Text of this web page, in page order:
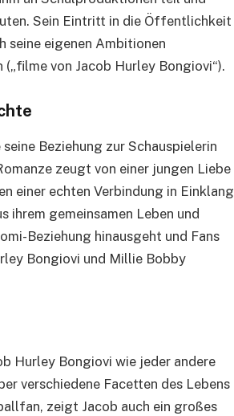
Sein Eintritt in die Öffentlichkeit
seine eigenen Ambitionen
von Jacob Hurley Bongiovi“).
Beziehung zur Schauspielerin
zeugt von einer jungen Liebe
einer echten Verbindung in Einklang
ihrem gemeinsamen Leben und
Beziehung hinausgeht und Fans
Bongiovi und Millie Bobby
Hurley Bongiovi wie jeder andere
verschiedene Facetten des Lebens
zeigt Jacob auch ein großes